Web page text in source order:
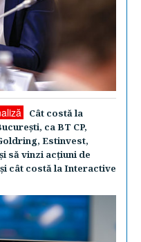
Cât costă la
ca BT CP,
Estinvest,
să vinzi acţiuni de
cât costă la Interactive